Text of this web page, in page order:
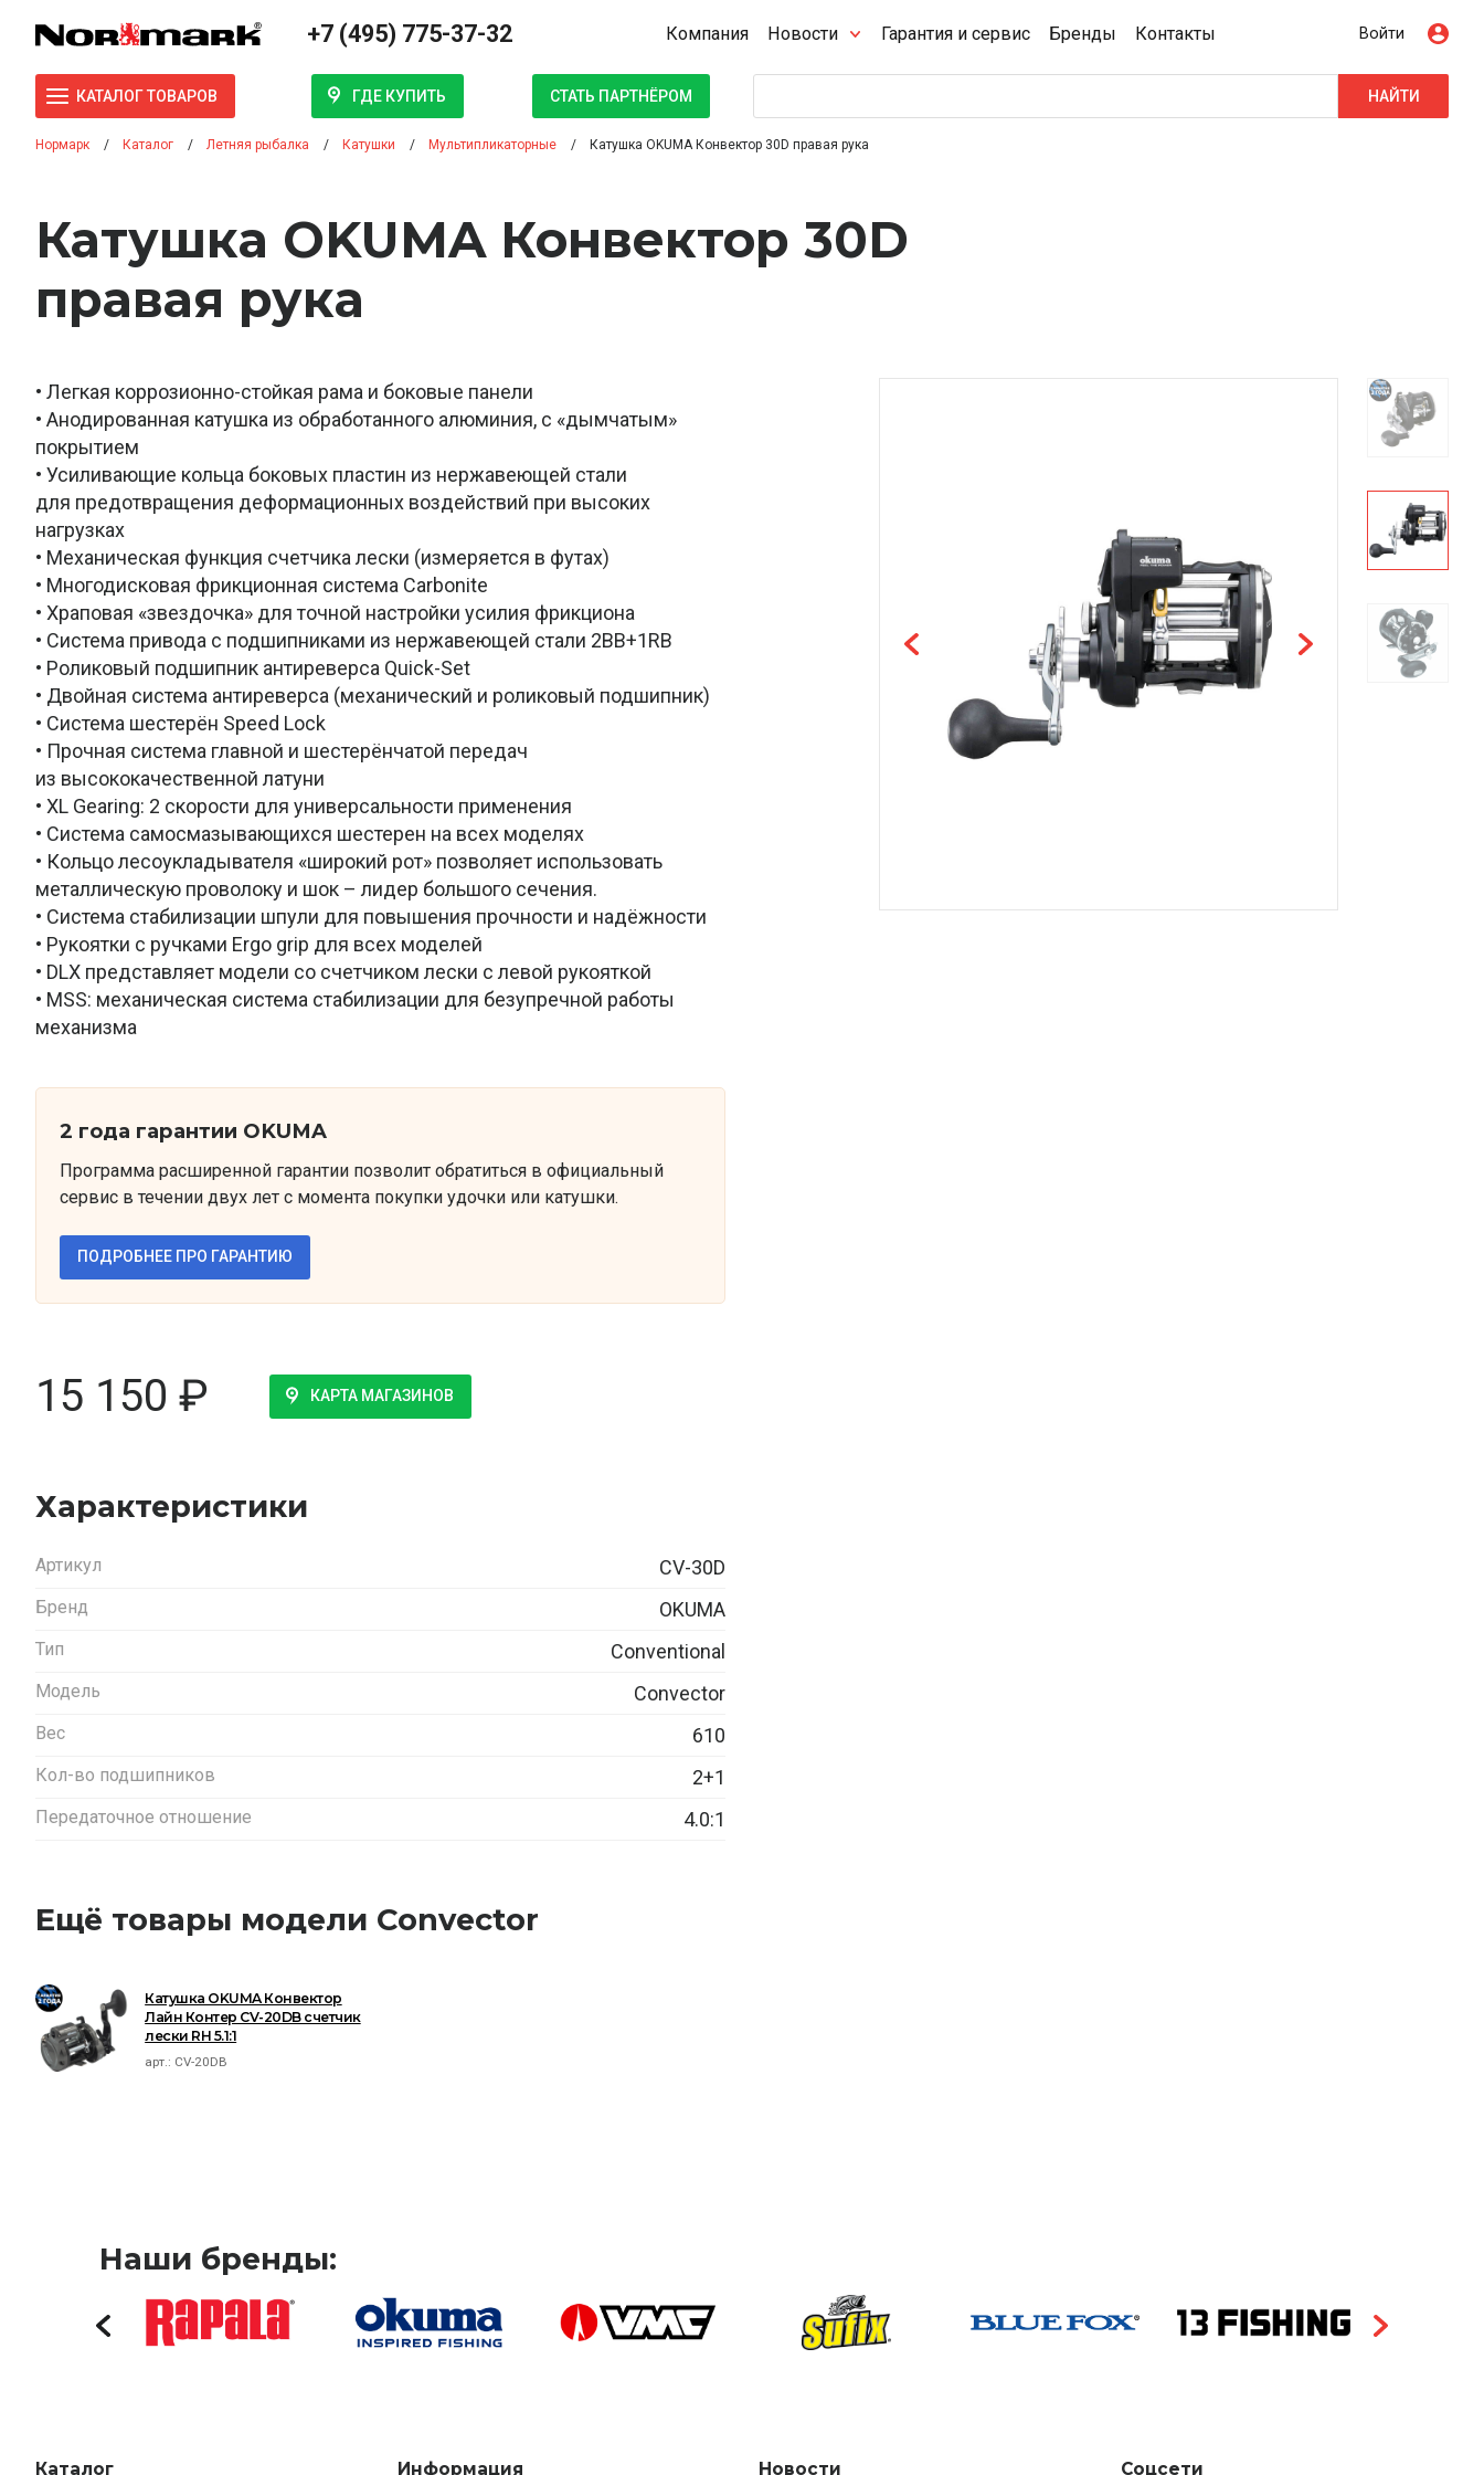
+7 (495) 775-37-32 Компания Новости Гарантия и сервис Бренды Контакты Войти
КАТАЛОГ ТОВАРОВ ГДЕ КУПИТЬ СТАТЬ ПАРТНЁРОМ НАЙТИ
Нормарк Каталог Летняя рыбалка Катушки Мультипликаторные Катушка OKUMA Конвектор 30D правая рука
Катушка OKUMA Конвектор 30D
правая рука
• Легкая коррозионно-стойкая рама и боковые панели
• Анодированная катушка из обработанного алюминия, с «дымчатым»
покрытием
• Усиливающие кольца боковых пластин из нержавеющей стали
для предотвращения деформационных воздействий при высоких
нагрузках
• Механическая функция счетчика лески (измеряется в футах)
• Многодисковая фрикционная система Carbonite
• Храповая «звездочка» для точной настройки усилия фрикциона
• Система привода с подшипниками из нержавеющей стали 2BB+1RB
• Роликовый подшипник антиреверса Quick-Set
• Двойная система антиреверса (механический и роликовый подшипник)
• Система шестерён Speed Lock
• Прочная система главной и шестерёнчатой передач
из высококачественной латуни
• XL Gearing: 2 скорости для универсальности применения
• Система самосмазывающихся шестерен на всех моделях
• Кольцо лесоукладывателя «широкий рот» позволяет использовать
металлическую проволоку и шок – лидер большого сечения.
• Система стабилизации шпули для повышения прочности и надёжности
• Рукоятки с ручками Ergo grip для всех моделей
• DLX представляет модели со счетчиком лески с левой рукояткой
• MSS: механическая система стабилизации для безупречной работы
механизма
2 года гарантии OKUMA
Программа расширенной гарантии позволит обратиться в официальный
сервис в течении двух лет с момента покупки удочки или катушки.
ПОДРОБНЕЕ ПРО ГАРАНТИЮ
15 150 ₽ КАРТА МАГАЗИНОВ
Характеристики
Артикул CV-30D
Бренд OKUMA
Тип Conventional
Модель Convector
Вес 610
Кол-во подшипников 2+1
Передаточное отношение 4.0:1
Ещё товары модели Convector
Катушка OKUMA Конвектор
Лайн Контер CV-20DB счетчик
лески RH 5.1:1
арт.: CV-20DB
Наши бренды:
Каталог Информация Новости Соцсети